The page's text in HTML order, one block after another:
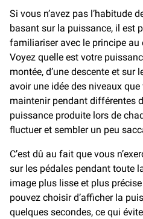
Si vous n’avez pas l’habitude
basant sur la puissance, il est
familiariser avec le principe au
Voyez quelle est votre
montée, d’une descente et sur
avoir une idée des niveaux
maintenir pendant différentes
puissance produite lors de
fluctuer et sembler un peu
C’est dû au fait que vous
sur les pédales pendant toute
image plus lisse et plus
pouvez choisir d’afficher la
quelques secondes, ce qui